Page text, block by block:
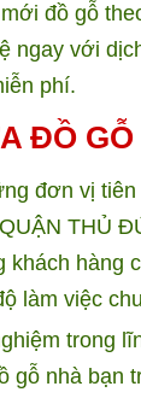
đồ gỗ
ngay với
phí.
ĐỒ
đơn vị
THỦ
hàng
làm việc
trong
gỗ nhà bạn